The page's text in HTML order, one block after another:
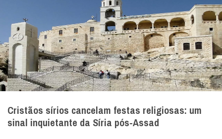
Cristãos sírios cancelam festas religiosas: um
sinal inquietante da Síria pós-Assad